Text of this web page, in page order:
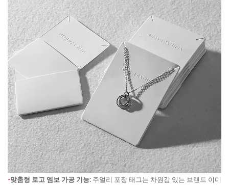
•맞춤형 로고 엠보 가공 기능: 주얼리 포장 태그는 차원감 있는 브랜드 이미